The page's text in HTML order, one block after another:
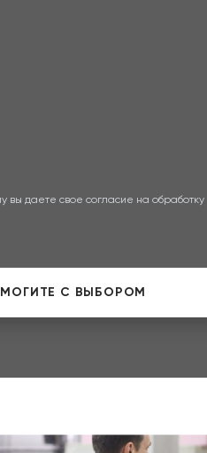
вы даете свое согласие на обработку